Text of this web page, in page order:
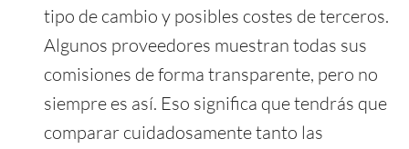
tipo de cambio y posibles costes de terceros.
Algunos proveedores muestran todas sus
comisiones de forma transparente, pero no
siempre es así. Eso significa que tendrás que
comparar cuidadosamente tanto las